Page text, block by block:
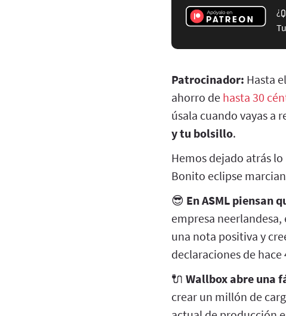
Patrocinador: Hasta
ahorro de hasta 30
úsala cuando vayas a
y tu bolsillo.
Hemos dejado atrás
Bonito eclipse
😎 En ASML piensan
empresa
una nota positiva y
declaraciones de hace
🔌 Wallbox abre una
crear un millón de